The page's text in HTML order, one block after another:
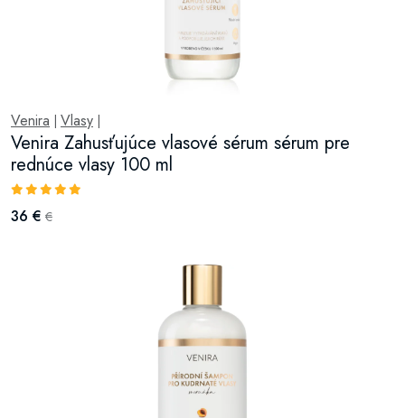
Venira Vlasy
Venira Zahusťujúce vlasové sérum sérum pre
rednúce vlasy 100 ml
36 € €